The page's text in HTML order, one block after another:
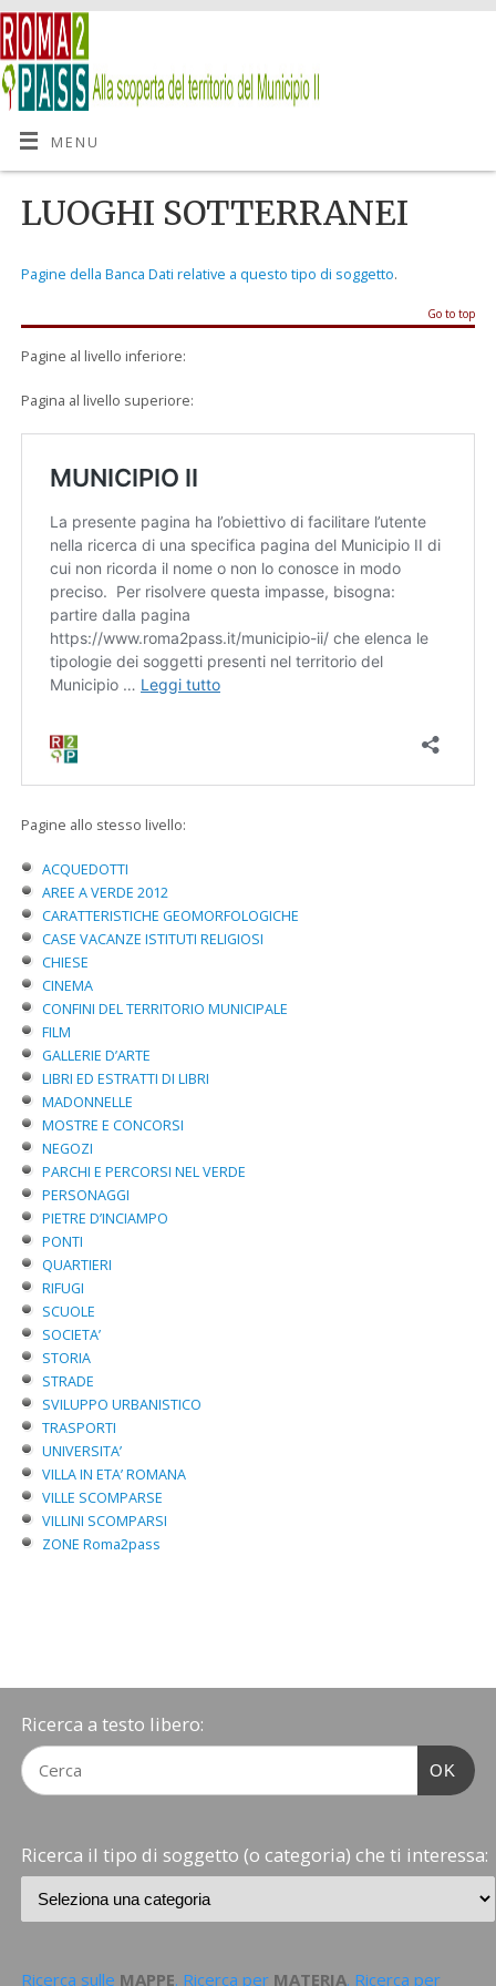
MENU
LUOGHI SOTTERRANEI
Pagine della Banca Dati relative a questo tipo di soggetto.
Go to top
Pagine al livello inferiore:
Pagina al livello superiore:
Pagine allo stesso livello:
ACQUEDOTTI
AREE A VERDE 2012
CARATTERISTICHE GEOMORFOLOGICHE
CASE VACANZE ISTITUTI RELIGIOSI
CHIESE
CINEMA
CONFINI DEL TERRITORIO MUNICIPALE
FILM
GALLERIE D’ARTE
LIBRI ED ESTRATTI DI LIBRI
MADONNELLE
MOSTRE E CONCORSI
NEGOZI
PARCHI E PERCORSI NEL VERDE
PERSONAGGI
PIETRE D’INCIAMPO
PONTI
QUARTIERI
RIFUGI
SCUOLE
SOCIETA’
STORIA
STRADE
SVILUPPO URBANISTICO
TRASPORTI
UNIVERSITA’
VILLA IN ETA’ ROMANA
VILLE SCOMPARSE
VILLINI SCOMPARSI
ZONE Roma2pass
Ricerca a testo libero:
OK
Ricerca il tipo di soggetto (o categoria) che ti interessa:
Ricerca sulle MAPPE. Ricerca per MATERIA. Ricerca per